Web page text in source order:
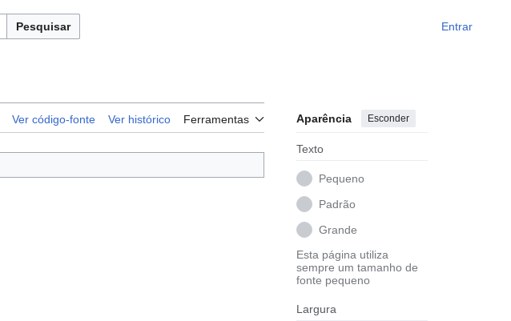
Pesquisar Entrar
Ver código-fonte Ver histórico Ferramentas Aparência Esconder
Texto
Pequeno
Padrão
Grande
Esta página utiliza
sempre um tamanho de
fonte pequeno
Largura